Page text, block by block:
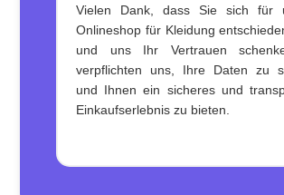
Vielen Dank, dass Sie sich für
Onlineshop für Kleidung
und uns Ihr Vertrauen
verpflichten uns, Ihre Daten zu
und Ihnen ein sicheres und
Einkaufserlebnis zu bieten.